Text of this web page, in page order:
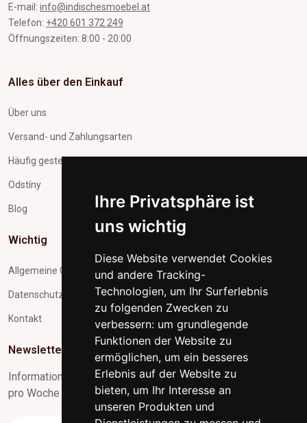
Ihre Privatsphäre ist
uns wichtig
Diese Website verwendet Cookies
und andere Tracking-
Technologien, um Ihr Surferlebnis
zu folgenden Zwecken zu
verbessern: um grundlegende
Funktionen der Website zu
ermöglichen, um ein besseres
Erlebnis auf der Website zu
bieten, um Ihr Interesse an
unseren Produkten und
E-mail: info@indischesmoebel.at
Telefon: +420 601 372 249
Öffnungszeiten: 8:00 - 20:00
Alles über den Einkauf
Über uns
Versand- und Zahlungsarten
Häufig gestellte Fragen
Odstíny
Blog
Wichtig
Allgemeine Geschäftsbedingungen
Datenschutz und Verarbeitung personenbezogener Daten
Kontakt
Newsletter-Abonnement
Informationen zu Neuigkeiten und nützliche Tipps max. 1x
pro Woche